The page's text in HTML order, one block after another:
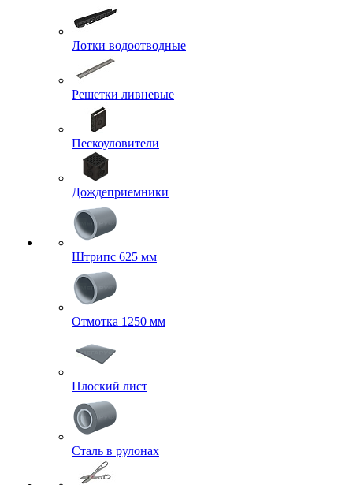
Лотки водоотводные
Решетки ливневые
Пескоуловители
Дождеприемники
Штрипс 625 мм
Отмотка 1250 мм
Плоский лист
Сталь в рулонах